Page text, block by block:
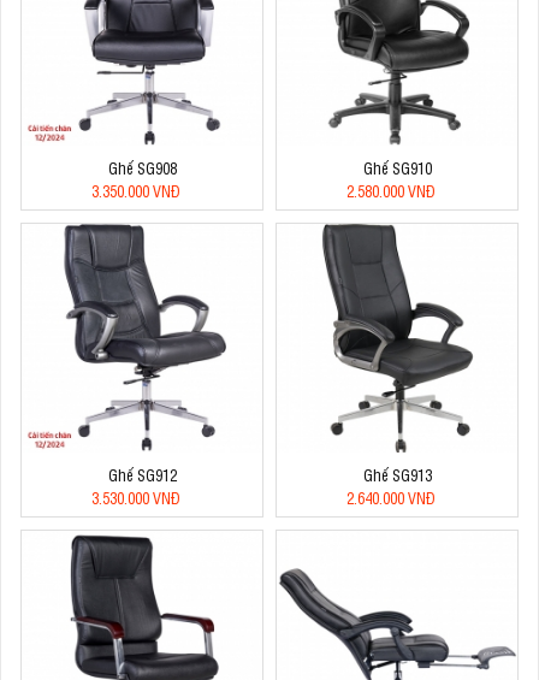
Ghế SG908
3.350.000 VNĐ
Ghế SG910
2.580.000 VNĐ
Ghế SG912
3.530.000 VNĐ
Ghế SG913
2.640.000 VNĐ